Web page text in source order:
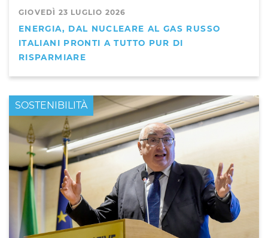
GIOVEDÌ 23 LUGLIO 2026
ENERGIA, DAL NUCLEARE AL GAS RUSSO
ITALIANI PRONTI A TUTTO PUR DI
RISPARMIARE
PRIMO PIANO
SOSTENIBILITÀ